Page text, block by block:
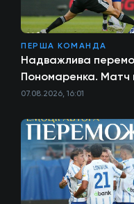
ПЕРША КОМАНДА
Надважлива
Пономаренка. Матч
07.08.2026, 16:01